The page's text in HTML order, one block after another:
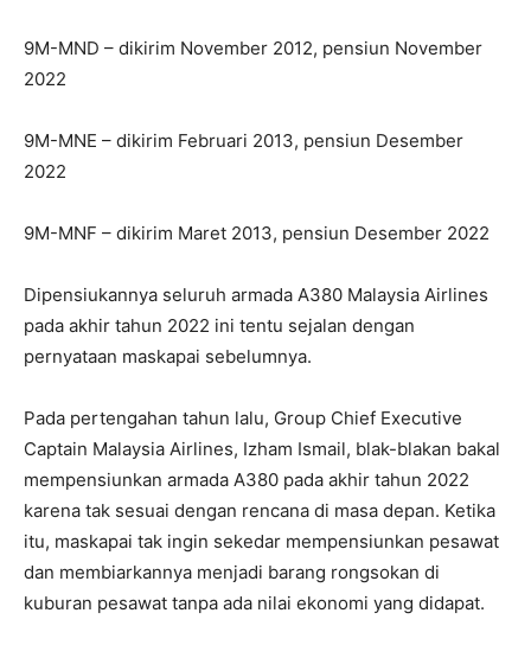
9M-MND – dikirim November 2012, pensiun November
2022
9M-MNE – dikirim Februari 2013, pensiun Desember
2022
9M-MNF – dikirim Maret 2013, pensiun Desember 2022
Dipensiukannya seluruh armada A380 Malaysia Airlines
pada akhir tahun 2022 ini tentu sejalan dengan
pernyataan maskapai sebelumnya.
Pada pertengahan tahun lalu, Group Chief Executive
Captain Malaysia Airlines, Izham Ismail, blak-blakan bakal
mempensiunkan armada A380 pada akhir tahun 2022
karena tak sesuai dengan rencana di masa depan. Ketika
itu, maskapai tak ingin sekedar mempensiunkan pesawat
dan membiarkannya menjadi barang rongsokan di
kuburan pesawat tanpa ada nilai ekonomi yang didapat.